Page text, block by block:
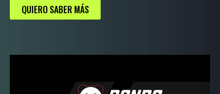
QUIERO SABER MÁS